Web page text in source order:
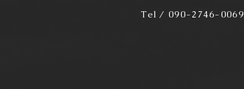
Tel / 090-2746-0069